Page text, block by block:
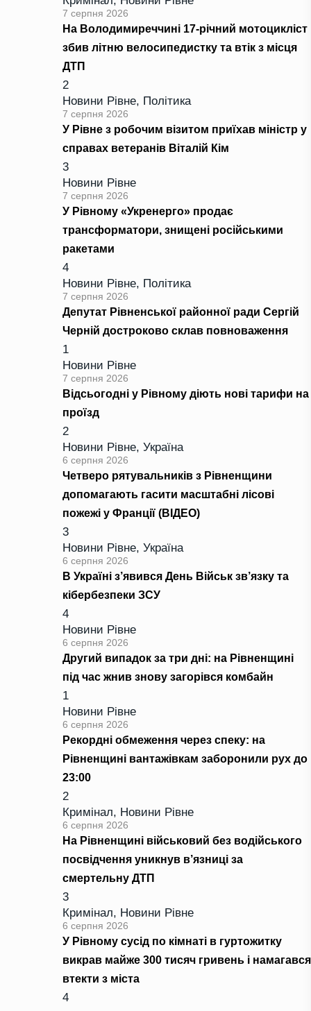
7 серпня 2026
На Володимиреччині 17-річний мотоцикліст
збив літню велосипедистку та втік з місця
ДТП
2
Новини Рівне, Політика
7 серпня 2026
У Рівне з робочим візитом приїхав міністр у
справах ветеранів Віталій Кім
3
Новини Рівне
7 серпня 2026
У Рівному «Укренерго» продає
трансформатори, знищені російськими
ракетами
4
Новини Рівне, Політика
7 серпня 2026
Депутат Рівненської районної ради Сергій
Черній достроково склав повноваження
1
Новини Рівне
7 серпня 2026
Відсьогодні у Рівному діють нові тарифи на
проїзд
2
Новини Рівне, Україна
6 серпня 2026
Четверо рятувальників з Рівненщини
допомагають гасити масштабні лісові
пожежі у Франції (ВІДЕО)
3
Новини Рівне, Україна
6 серпня 2026
В Україні з’явився День Військ зв’язку та
кібербезпеки ЗСУ
4
Новини Рівне
6 серпня 2026
Другий випадок за три дні: на Рівненщині
під час жнив знову загорівся комбайн
1
Новини Рівне
6 серпня 2026
Рекордні обмеження через спеку: на
Рівненщині вантажівкам заборонили рух до
23:00
2
Кримінал, Новини Рівне
6 серпня 2026
На Рівненщині військовий без водійського
посвідчення уникнув в’язниці за
смертельну ДТП
3
Кримінал, Новини Рівне
6 серпня 2026
У Рівному сусід по кімнаті в гуртожитку
викрав майже 300 тисяч гривень і намагався
втекти з міста
4